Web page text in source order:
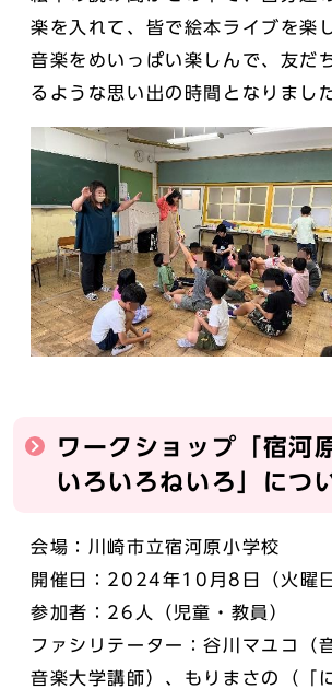
楽を入れて、皆で絵本ライブを楽
音楽をめいっぱい楽しんで、友だ
るような思い出の時間となりまし
ワークショップ「宿河
いろいろねいろ」につ
会場：川崎市立宿河原小学校
開催日：2024年10月8日（火曜日
参加者：26人（児童・教員）
ファシリテーター：谷川マユコ（
音楽大学講師）、もりまさの（「